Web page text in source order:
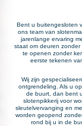
Bent u buitengesloten
ons team van
jarenlange ervaring
staat om deuren
te openen zonder
eerste tekenen
Wij zijn
ontgrendeling. Als u
de buurt, dan bent
slotenpikkerij voor
sleutelvervanging en
worden geopend
rond bij u in de